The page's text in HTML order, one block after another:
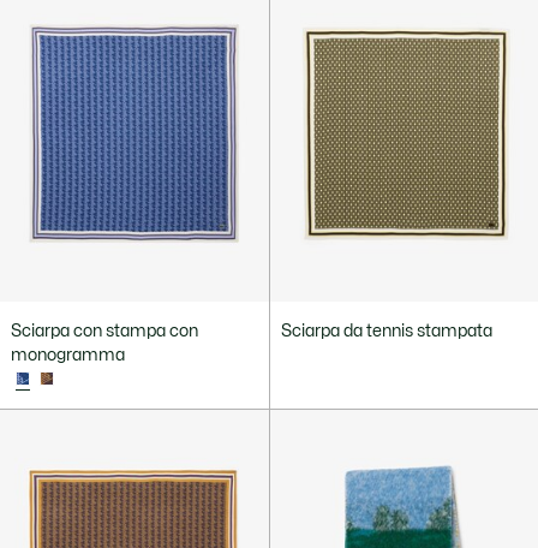
Sciarpa con stampa con
monogramma
Sciarpa da tennis stampata